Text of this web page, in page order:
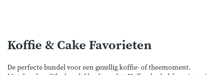
Koffie & Cake Favorieten
De perfecte bundel voor een gezellig koffie- of theemoment.